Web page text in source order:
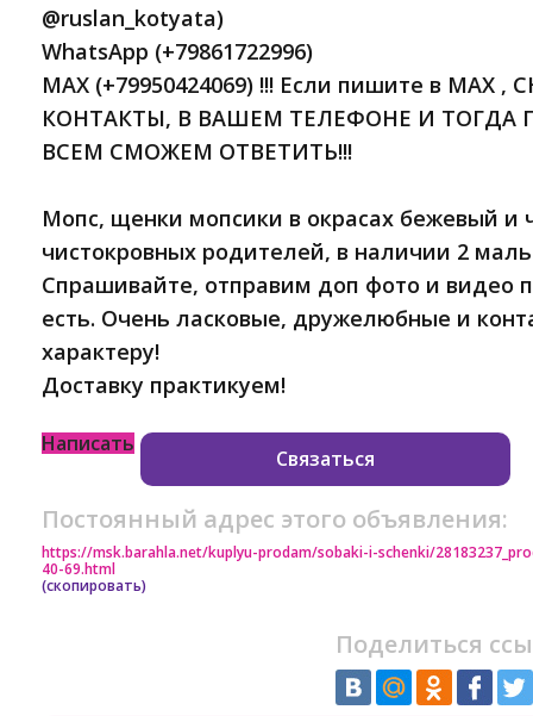
@ruslan_kotyata)
WhatsApp (+79861722996)
MAX (+79950424069) !!! Если пишите в MAX
КОНТАКТЫ, В ВАШЕМ ТЕЛЕФОНЕ И ТОГДА
ВСЕМ СМОЖЕМ ОТВЕТИТЬ!!!
Мопс, щенки мопсики в окрасах бежевый и
чистокровных родителей, в наличии 2
Спрашивайте, отправим доп фото и видео
есть. Очень ласковые, дружелюбные и
характеру!
Доставку практикуем!
Написать
Связаться
Постоянный адрес этого объявления:
https://msk.barahla.net/kuplyu-prodam/sobaki-i-schenki/
40-69.html
(скопировать)
Поделиться